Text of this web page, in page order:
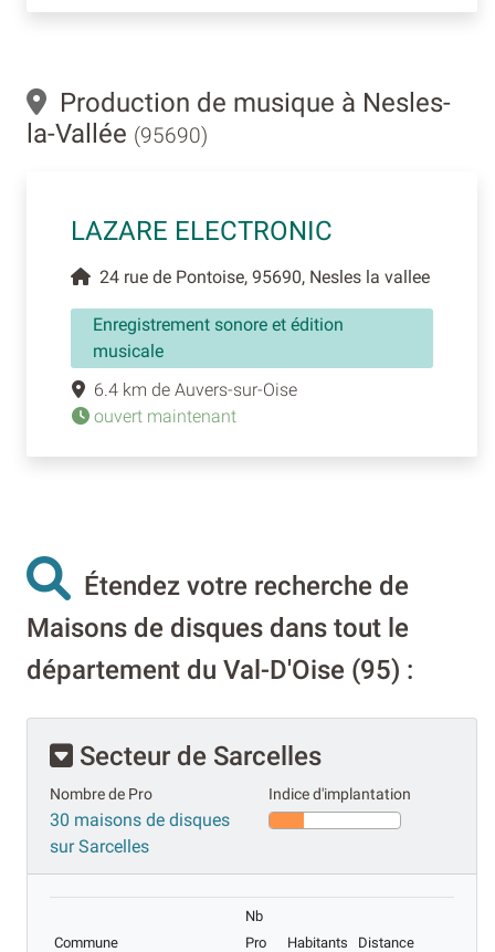
Production de musique à Nesles-
la-Vallée (95690)
LAZARE ELECTRONIC
24 rue de Pontoise, 95690, Nesles la vallee
Enregistrement sonore et édition
musicale
6.4 km de Auvers-sur-Oise
ouvert maintenant
Étendez votre recherche de
Maisons de disques dans tout le
département du Val-D'Oise (95) :
Secteur de Sarcelles
Nombre de Pro
30 maisons de disques
sur Sarcelles
Indice d'implantation
Commune
Nb
Pro
Habitants Distance